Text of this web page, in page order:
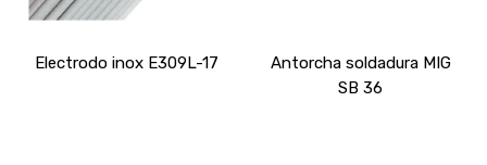
Electrodo inox E309L-17
Antorcha soldadura MIG
SB 36